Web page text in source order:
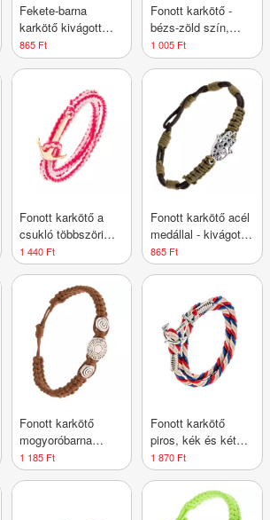
Fekete-barna
karkötő kivágott
Fatima keze
medállal
865 Ft
Fonott karkötő -
bézs-zöld szín,
virágok, gyöngyök
csillaggal
1 005 Ft
Fonott karkötő a
csukló többszöri
körbetekerésére,
rózsaszín, fényes
vasmacska
1 440 Ft
Fonott karkötő acél
medállal - kivágott
Fatima keze,
feketészöld
865 Ft
Fonott karkötő
mogyoróbarna
zsinórokból, táblák,
görög kulcs
1 185 Ft
Fonott karkötő
piros, kék és két
fehér zsinórból,
fényes vasmacska
1 870 Ft